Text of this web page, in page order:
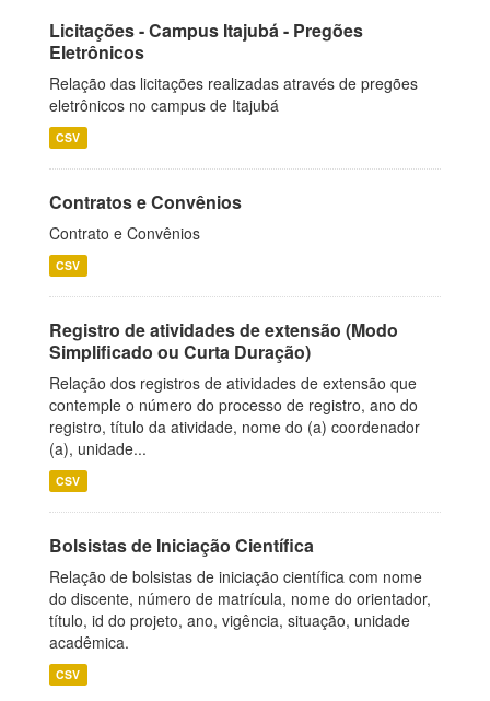
Licitações - Campus Itajubá - Pregões
Eletrônicos
Relação das licitações realizadas através de pregões
eletrônicos no campus de Itajubá
CSV
Contratos e Convênios
Contrato e Convênios
CSV
Registro de atividades de extensão (Modo
Simplificado ou Curta Duração)
Relação dos registros de atividades de extensão que
contemple o número do processo de registro, ano do
registro, título da atividade, nome do (a) coordenador
(a), unidade...
CSV
Bolsistas de Iniciação Científica
Relação de bolsistas de iniciação científica com nome
do discente, número de matrícula, nome do orientador,
título, id do projeto, ano, vigência, situação, unidade
acadêmica.
CSV